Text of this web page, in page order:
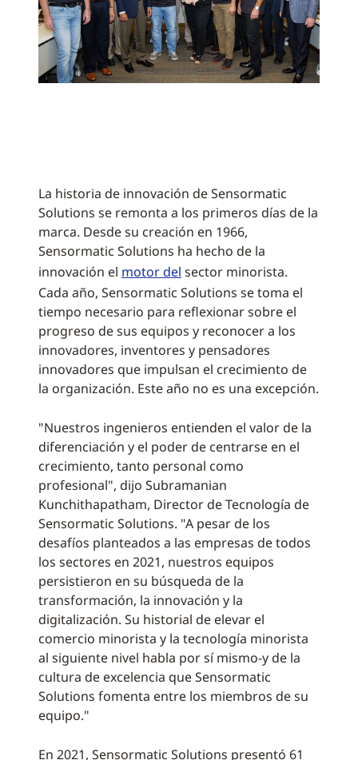
La historia de innovación de Sensormatic
Solutions se remonta a los primeros días de la
marca. Desde su creación en 1966,
Sensormatic Solutions ha hecho de la
innovación el motor del sector minorista.
Cada año, Sensormatic Solutions se toma el
tiempo necesario para reflexionar sobre el
progreso de sus equipos y reconocer a los
innovadores, inventores y pensadores
innovadores que impulsan el crecimiento de
la organización. Este año no es una excepción.
"Nuestros ingenieros entienden el valor de la
diferenciación y el poder de centrarse en el
crecimiento, tanto personal como
profesional", dijo Subramanian
Kunchithapatham, Director de Tecnología de
Sensormatic Solutions. "A pesar de los
desafíos planteados a las empresas de todos
los sectores en 2021, nuestros equipos
persistieron en su búsqueda de la
transformación, la innovación y la
digitalización. Su historial de elevar el
comercio minorista y la tecnología minorista
al siguiente nivel habla por sí mismo-y de la
cultura de excelencia que Sensormatic
Solutions fomenta entre los miembros de su
equipo."
En 2021, Sensormatic Solutions presentó 61